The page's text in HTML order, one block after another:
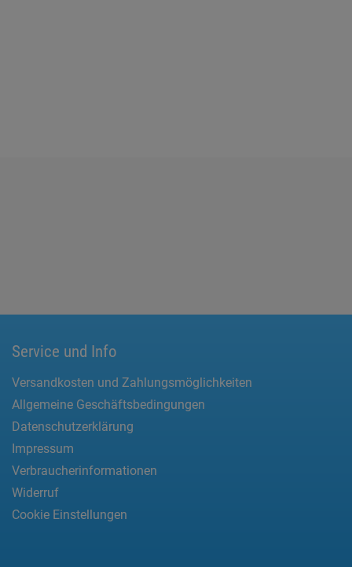
Service und Info
Versandkosten und Zahlungsmöglichkeiten
Allgemeine Geschäftsbedingungen
Datenschutzerklärung
Impressum
Verbraucherinformationen
Widerruf
Cookie Einstellungen